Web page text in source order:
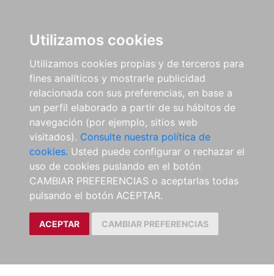
Utilizamos cookies
Utilizamos cookies propias y de terceros para
fines analíticos y mostrarle publicidad
relacionada con sus preferencias, en base a
un perfil elaborado a partir de su hábitos de
navegación (por ejemplo, sitios web
visitados). Consulte nuestra política de
cookies. Usted puede configurar o rechazar el
uso de cookies puslando en el botón
CAMBIAR PREFERENCIAS o aceptarlas todas
pulsando el botón ACEPTAR.
ACEPTAR CAMBIAR PREFERENCIAS